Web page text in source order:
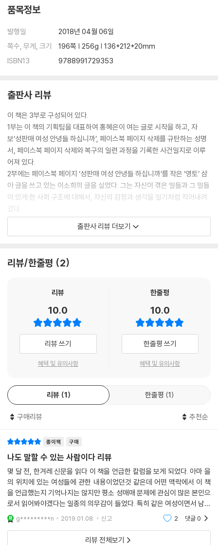
품목정보
발행일
2018년 04월 06일
쪽수, 무게, 크기
196쪽 | 256g | 136*212*20mm
ISBN13
9788991729353
출판사 리뷰
이 책은 3부로 구성되어 있다.
1부는 이 책의 기획팀을 대표하여 홍혜은이 여는 글로 시작을 하고, 자
보‘성판매 여성 안녕들 하십니까’, 페이스북 페이지 삭제를 규탄하는 성명
서, 페이스북 페이지 삭제와 복구의 일련 과정을 기록한 사건일지로 이루
어져 있다.
2부에는 페이스북 페이지 ‘성판매 여성 안녕들 하십니까’를 작은 ‘영토’ 삼
아 글을 쓰고 있는 이소희의 글을 실었다. 그는 자신이 겪은 일들과 그 일들
이 있게 한 사회 구조에 대해서, 자신의 감정과 생각을 일기처럼 적어내려
갔다.
성산업 현장의 용어들이 많이 등장하기에 2부 첫 시작에 ‘성산업 현장 은
에 대한 글들이 일방적으로 ‘음란물’ 취급 받고 권력자로부터 공개적인 자
글들로 이루어졌다.
들이 공공연히 소수자들에게서 '목소리를 빼앗는 일'의 연장선상에 있는
사건이라 규정했다.
저자들은 이 사건이 언론을 타면서 더 넓은 범위의 사람들에게 알려지고
'성판매 여성'에 대한 흔한 혐오발언들이 원 글쓴이 개인으로 감당할 수 없
을 만큼 쏟아져 나오는 것을 목격하였다. 이는 '창녀'에 대한 일차적 혐오에
거리들이 지워지고 있다고 판단하여 “창년들이 말이 많아”, “그래봤자 너
흰 범죄자야”, “납치당한 거면 모를까…”, “돈을 쉽게 번다”, “UFC 선수가
옥타곤에서 맞으면 아프다고 징징거리냐?”, “다들 힘든데 너만 힘드냐?”,
“몸이나 파는 주제에”, “더럽다”, “걸레씹창년분들”, “더러운 육변기들”,
들’에 대해 하나씩 답변을 남겼다.
출판사 리뷰 더보기
리뷰/한줄평 2
리뷰
10.0
리뷰 쓰기
혜택 및 유의사항
한줄평
10.0
한줄평 쓰기
혜택 및 유의사항
리뷰 1 한줄평 1
구매리뷰 추천순
종이책 구매
나도 말할 수 있는 사람이다 리뷰
몇 달 전, 한겨레 신문을 읽다 이 책을 언급한 칼럼을 보게 되었다. 아마 을
의 위치에 있는 여성들에 관한 내용이었던것 같은데 어떤 맥락에서 이 책
을 언급했는지 기억나지는 않지만 평소 성매매 문제에 관심이 많은 본인으
로서 읽어봐야겠다는 일종의 의무감이 들었다. 특히 같은 여성이면서 남자
들보다 더욱 천시하는 소위 화류계 여자가 본인의 경험담 또는 생각을 밝
힌 것인데 세간
g*********n 2019.01.08. 신고 2 댓글0
리뷰 전체보기